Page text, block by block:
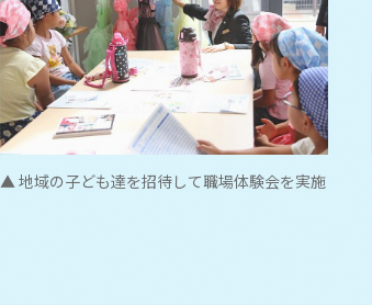
▲ 地域の子ども達を招待して職場体験会を実施